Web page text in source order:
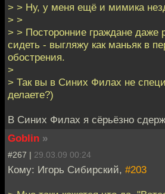
> > Ну, у меня ещё и мимика
> >
> > Посторонние граждане даже
сидеть - выгляжу как маньяк в
обострения.
>
> Так вы в Синих Филах не
делаете?)
В Синих Филах я сёрьёзно
Goblin »
#267 | 29.03.09 00:24
Кому: Игорь Сибирский, #203